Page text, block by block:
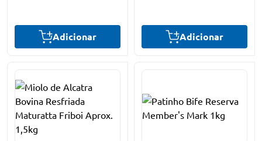
Adicionar Adicionar